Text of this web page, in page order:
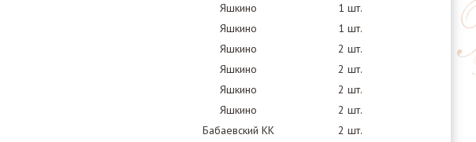
Яшкино
1 шт.
Яшкино
1 шт.
Яшкино
2 шт.
Яшкино
2 шт.
Яшкино
2 шт.
Яшкино
2 шт.
Бабаевский КК
2 шт.